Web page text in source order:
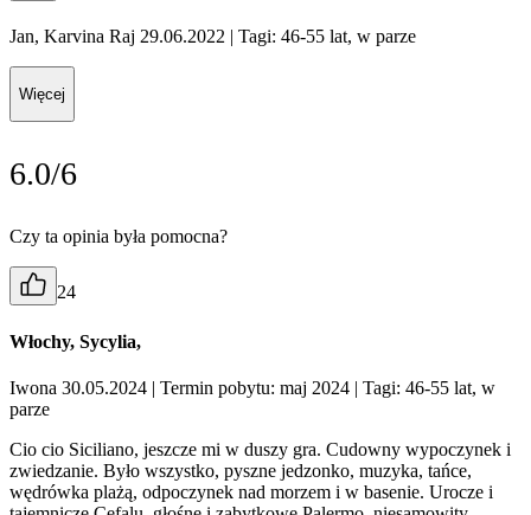
Jan, Karvina Raj 29.06.2022 | Tagi: 46-55 lat, w parze
Więcej
6.0/6
Czy ta opinia była pomocna?
24
Włochy, Sycylia,
Iwona 30.05.2024 | Termin pobytu: maj 2024 | Tagi: 46-55 lat, w
parze
Cio cio Siciliano, jeszcze mi w duszy gra. Cudowny wypoczynek i
zwiedzanie. Było wszystko, pyszne jedzonko, muzyka, tańce,
wędrówka plażą, odpoczynek nad morzem i w basenie. Urocze i